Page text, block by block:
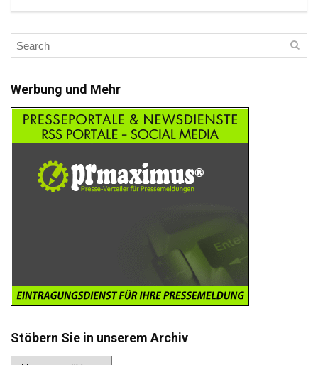
Werbung und Mehr
Stöbern Sie in unserem Archiv